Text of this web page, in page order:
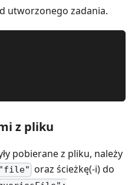
utworzonego zadania.
z pliku
pobierane z pliku, należy
"file" oraz ścieżkę(-i) do